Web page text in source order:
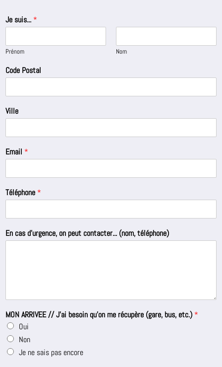
Je suis... *
Prénom Nom
Code Postal
Ville
Email *
Téléphone *
En cas d'urgence, on peut contacter... (nom, téléphone)
MON ARRIVEE // J'ai besoin qu'on me récupère (gare, bus, etc.) *
Oui
Non
Je ne sais pas encore